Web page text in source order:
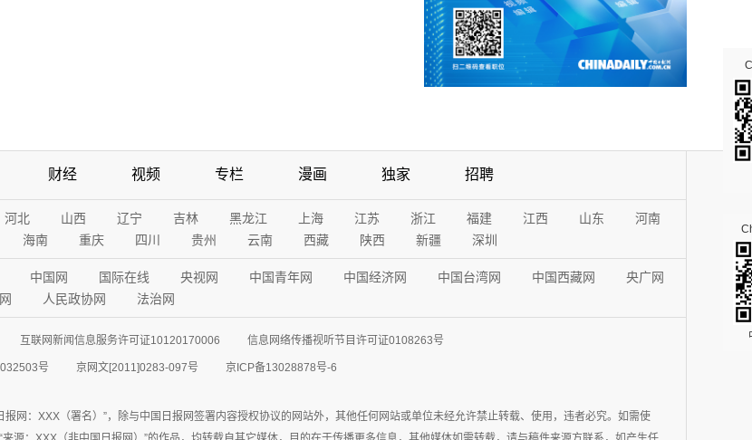
财经 视频 专栏 漫画 独家 招聘
河北 山西 辽宁 吉林 黑龙江 上海 江苏 浙江 福建 江西 山东
河南
海南 重庆 四川 贵州 云南 西藏 陕西 新疆 深圳
中国网 国际在线 央视网 中国青年网 中国经济网 中国台湾网 中国西藏网
央广网
人民政协网 法治网
互联网新闻信息服务许可证10120170006 信息网络传播视听节目许可证0108263号
号 京网文[2011]0283-097号 京ICP备13028878号-6
报网：XXX（署名）”，除与中国日报网签署内容授权协议的网站外，其他任何网站或单位未经允许禁止转载、使用，违者必究。如需使